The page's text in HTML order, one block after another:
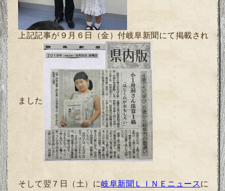
上記記事が９月６日（金）付岐阜新聞にて掲載され
ました
そして翌７日（土）に岐阜新聞ＬＩＮＥニュースに